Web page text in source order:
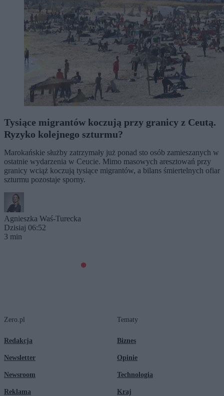
Tysiące migrantów koczują przy granicy z Ceutą.
Ryzyko kolejnego szturmu?
Marokańskie służby zatrzymały już ponad sto osób zamieszanych w
ostatnie wydarzenia w Ceucie. Mimo masowych aresztowań przy
granicy wciąż koczują tysiące migrantów, a bilans śmiertelnych ofiar
szturmu pozostaje sporny.
Agnieszka Waś-Turecka
Dzisiaj 06:52
3 min
Zero.pl
Redakcja
Newsletter
Newsroom
Reklama
Tematy
Biznes
Opinie
Technologia
Kraj